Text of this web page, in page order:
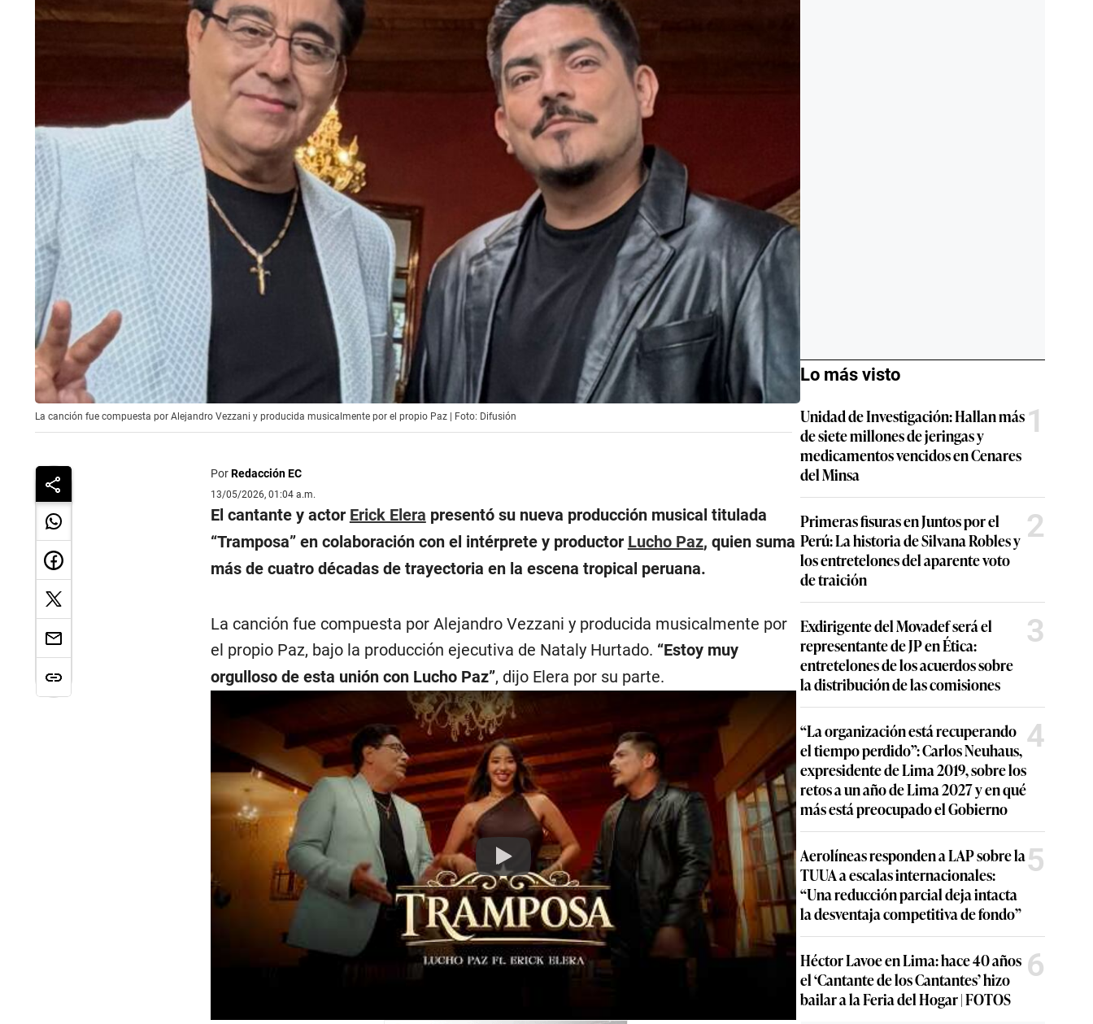
La canción fue compuesta por Alejandro Vezzani y producida musicalmente por el propio Paz | Foto: Difusión
PorRedacción EC
13/05/2026, 01:04 a.m.
El cantante y actor Erick Elera presentó su nueva producción musical titulada
“Tramposa” en colaboración con el intérprete y productor Lucho Paz, quien suma
más de cuatro décadas de trayectoria en la escena tropical peruana.
La canción fue compuesta por Alejandro Vezzani y producida musicalmente por
el propio Paz, bajo la producción ejecutiva de Nataly Hurtado. “Estoy muy
orgulloso de esta unión con Lucho Paz”, dijo Elera por su parte.
Play
Lo más visto
Unidad de Investigación: Hallan más
de siete millones de jeringas y
medicamentos vencidos en Cenares
del Minsa
1
Primeras fisuras en Juntos por el
Perú: La historia de Silvana Robles y
los entretelones del aparente voto
de traición
2
Exdirigente del Movadef será el
representante de JP en Ética:
entretelones de los acuerdos sobre
la distribución de las comisiones
3
“La organización está recuperando
el tiempo perdido”: Carlos Neuhaus,
expresidente de Lima 2019, sobre los
retos a un año de Lima 2027 y en qué
más está preocupado el Gobierno
4
Aerolíneas responden a LAP sobre la
TUUA a escalas internacionales:
“Una reducción parcial deja intacta
la desventaja competitiva de fondo”
5
Héctor Lavoe en Lima: hace 40 años
el ‘Cantante de los Cantantes’ hizo
bailar a la Feria del Hogar | FOTOS
6